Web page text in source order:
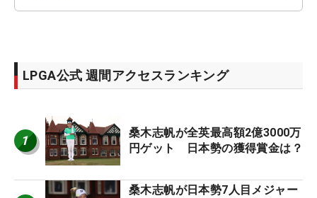
LPGA公式 週間アクセスランキング
1
桑木志帆が全英最高額2億3000万
円ゲット 日本勢の獲得賞金は？
桑木志帆が日本勢7人目メジャー